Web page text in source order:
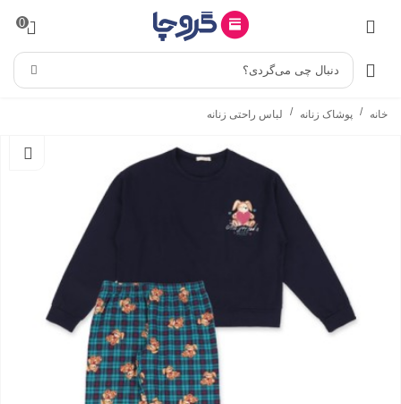
0
دنبال چی می‌گردی؟
خانه / پوشاک زنانه / لباس راحتی زنانه